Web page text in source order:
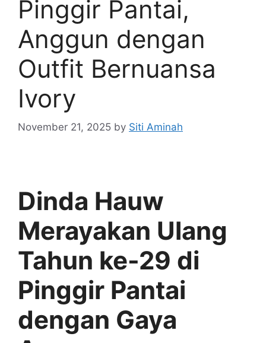
Pinggir Pantai,
Anggun dengan
Outfit Bernuansa
Ivory
November 21, 2025 by Siti Aminah
Dinda Hauw
Merayakan Ulang
Tahun ke-29 di
Pinggir Pantai
dengan Gaya